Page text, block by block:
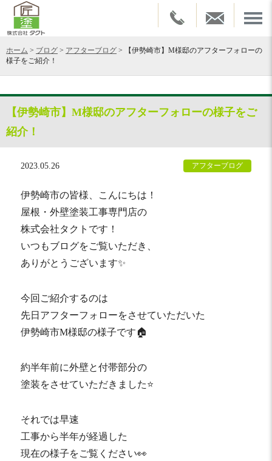
ホーム > ブログ > アフターブログ >
【伊勢崎市】M様邸のアフターフォローの
様子をご紹介！
【伊勢崎市】M様邸のアフターフォローの様子をご
紹介！
2023.05.26 アフターブログ
伊勢崎市の皆様、こんにちは！
屋根・外壁塗装工事専門店の
株式会社タクトです！
いつもブログをご覧いただき、
ありがとうございます✨
今回ご紹介するのは
先日アフターフォローをさせていただいた
伊勢崎市M様邸の様子です🏠
約半年前に外壁と付帯部分の
塗装をさせていただきました⭐️
それでは早速
工事から半年が経過した
現在の様子をご覧ください👀